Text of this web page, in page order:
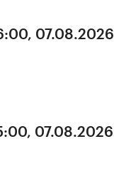
07.08.2026
07.08.2026